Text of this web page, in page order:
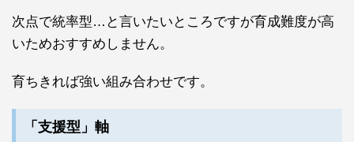
次点で統率型…と言いたいところですが育成難度が高
いためおすすめしません。
育ちきれば強い組み合わせです。
「支援型」軸